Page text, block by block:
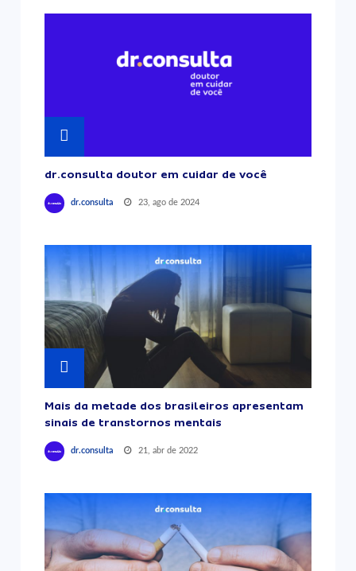
dr.consulta doutor em cuidar de você
dr.consulta 23, ago de 2024
Mais da metade dos brasileiros apresentam
sinais de transtornos mentais
dr.consulta 21, abr de 2022